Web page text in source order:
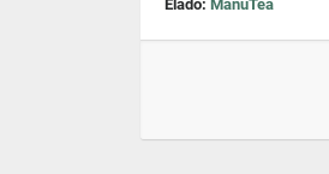
Eladó: ManuTea